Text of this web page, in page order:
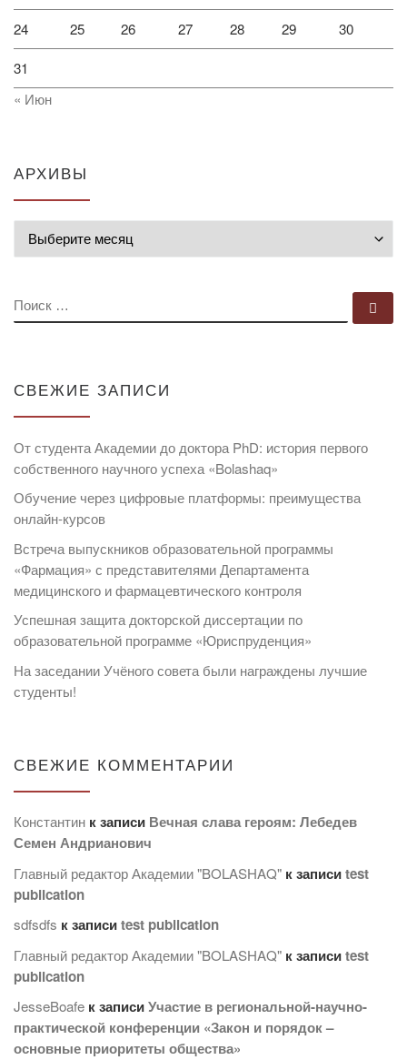
24 25 26 27 28 29 30
31
« Июн
АРХИВЫ
ПОИСК
СВЕЖИЕ ЗАПИСИ
От студента Академии до доктора PhD: история первого
собственного научного успеха «Bolashaq»
Обучение через цифровые платформы: преимущества
онлайн-курсов
Встреча выпускников образовательной программы
«Фармация» с представителями Департамента
медицинского и фармацевтического контроля
Успешная защита докторской диссертации по
образовательной программе «Юриспруденция»
На заседании Учёного совета были награждены лучшие
студенты!
СВЕЖИЕ КОММЕНТАРИИ
Константин к записи Вечная слава героям: Лебедев
Семен Андрианович
Главный редактор Академии "BOLASHAQ" к записиtest
publication
sdfsdfs к записиtest publication
Главный редактор Академии "BOLASHAQ" к записиtest
publication
JesseBoafe к записиУчастие в региональной-научно-
практической конференции «Закон и порядок –
основные приоритеты общества»